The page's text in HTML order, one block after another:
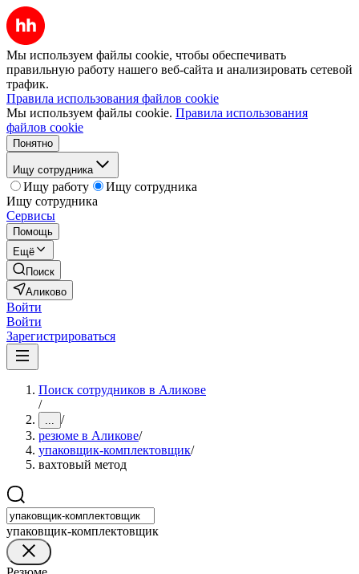
Мы используем файлы cookie, чтобы обеспечивать
правильную работу нашего веб-сайта и анализировать сетевой
трафик.
Правила использования файлов cookie
Мы используем файлы cookie. Правила использования
файлов cookie
Понятно
Ищу сотрудника
Ищу работу
Ищу сотрудника
Ищу сотрудника
Сервисы
Помощь
Ещё
Поиск
Аликово
Войти
Войти
Зарегистрироваться
Поиск сотрудников в Аликове
/
... /
резюме в Аликове/
упаковщик-комплектовщик/
вахтовый метод
упаковщик-комплектовщик